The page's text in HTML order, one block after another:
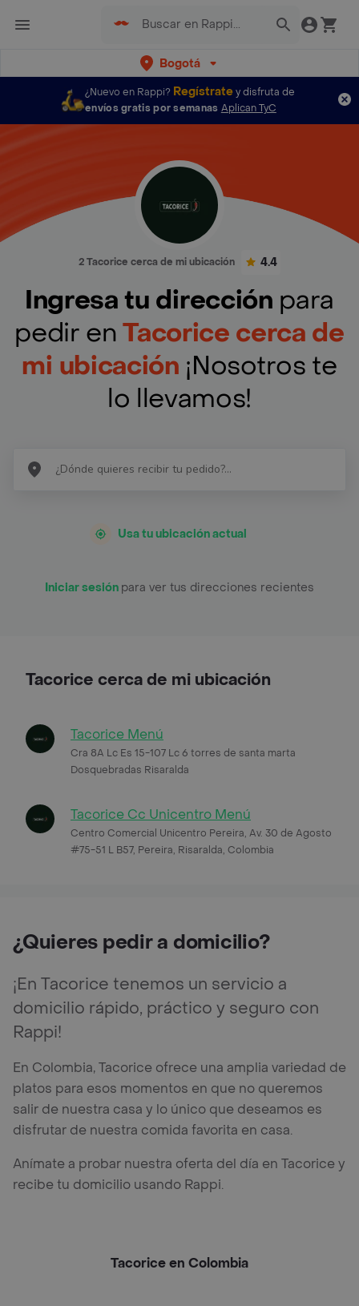
Bogotá
¿Nuevo en Rappi? Regístratey disfruta de
envíos gratis por semanas Aplican TyC
2 Tacorice cerca de mi ubicación 4.4
Ingresa tu dirección para
pedir enTacorice cerca de
mi ubicación ¡Nosotros te
lo llevamos!
Usa tu ubicación actual
Iniciar sesión para ver tus direcciones recientes
Tacorice cerca de mi ubicación
Tacorice Menú
Cra 8A Lc Es 15-107 Lc 6 torres de santa marta
Dosquebradas Risaralda
Tacorice Cc Unicentro Menú
Centro Comercial Unicentro Pereira, Av. 30 de Agosto
#75-51 L B57, Pereira, Risaralda, Colombia
¿Quieres pedir a domicilio?
¡En Tacorice tenemos un servicio a
domicilio rápido, práctico y seguro con
Rappi!
En Colombia, Tacorice ofrece una amplia variedad de
platos para esos momentos en que no queremos
salir de nuestra casa y lo único que deseamos es
disfrutar de nuestra comida favorita en casa.
Anímate a probar nuestra oferta del día en Tacorice y
recibe tu domicilio usando Rappi.
Tacorice en Colombia